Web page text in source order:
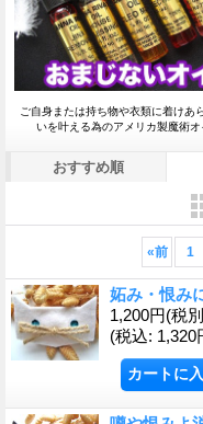
ご自身または持ち物や衣類に着けあ
いを叶える為のアメリカ製魔術オ
おすすめ順
«前 1
妬み・恨み
1,200円(税
(税込: 1,320